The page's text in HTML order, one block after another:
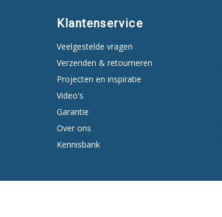
Klantenservice
Veelgestelde vragen
Verzenden & retourneren
Projecten en inspiratie
Video's
Garantie
Over ons
Kennisbank